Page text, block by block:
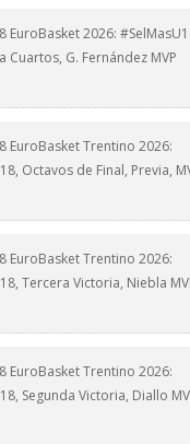
EuroBasket 2026:
Cuartos, G. Fernández MVP
EuroBasket Trentino 2026:
Octavos de Final, Previa,
EuroBasket Trentino 2026:
Tercera Victoria, Niebla
EuroBasket Trentino 2026:
Segunda Victoria, Diallo